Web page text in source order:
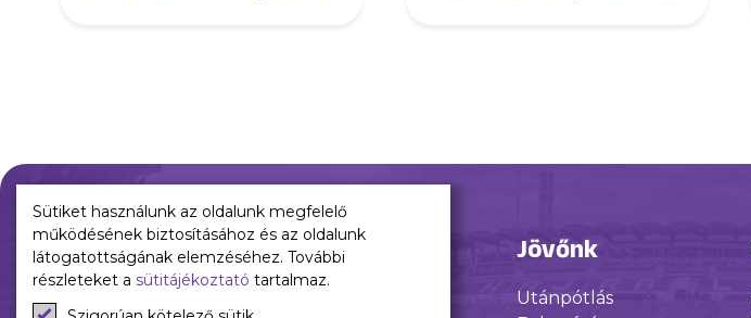
Múltunk
Történelmünk
Jelenünk Jövőnk
Utánpótlás
Sütiket használunk az oldalunk megfelelő
működésének biztosításához és az oldalunk
látogatottságának elemzéséhez. További
részleteket a sütitájékoztató tartalmaz.